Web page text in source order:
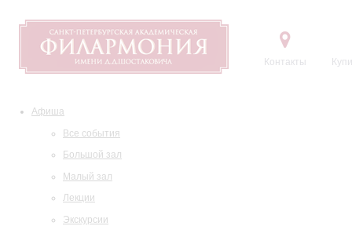
Контакты
Афиша
Все события
Большой зал
Малый зал
Лекции
Экскурсии